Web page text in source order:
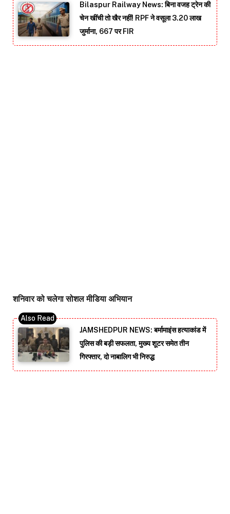
Bilaspur Railway News: बिना वजह ट्रेन की
चेन खींची तो खैर नहीं! RPF ने वसूला 3.20 लाख
जुर्माना, 667 पर FIR
शनिवार को चलेगा सोशल मीडिया अभियान
JAMSHEDPUR NEWS: बर्मामाइंस हत्याकांड में
पुलिस की बड़ी सफलता, मुख्य शूटर समेत तीन
गिरफ्तार, दो नाबालिग भी निरुद्ध